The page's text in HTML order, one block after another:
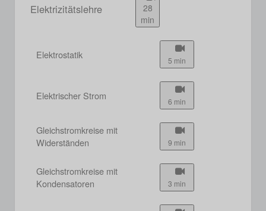
Elektrizitätslehre
28
min
Elektrostatik 5 min
Elektrischer Strom 6 min
Gleichstromkreise mit
Widerständen
9 min
Gleichstromkreise mit
Kondensatoren
3 min